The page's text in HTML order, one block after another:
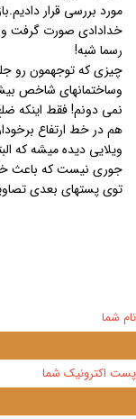
مورد بررسی قرار
خدادادی صورت گرفت و
رسما شبه!
چیزی که توجهمون رو جلب
وساختمانهای شاخص
نمی دونم! فقط اینکه
هم در خط ارتفاع
ویلایی دیده میشه که
جوری نیست که باعث
توی پستهای بعدی
نام شما
پست اکترونیک شما